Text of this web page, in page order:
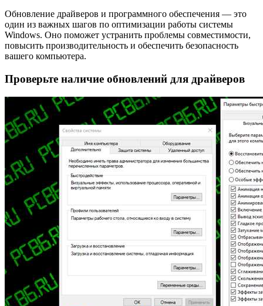
Обновление драйверов и программного обеспечения — это
один из важных шагов по оптимизации работы системы
Windows. Оно поможет устранить проблемы совместимости,
повысить производительность и обеспечить безопасность
вашего компьютера.
Проверьте наличие обновлений для драйверов